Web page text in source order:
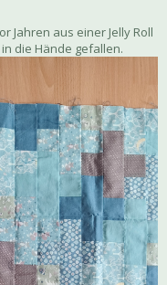
Jahren aus einer Jelly Roll
die Hände gefallen.